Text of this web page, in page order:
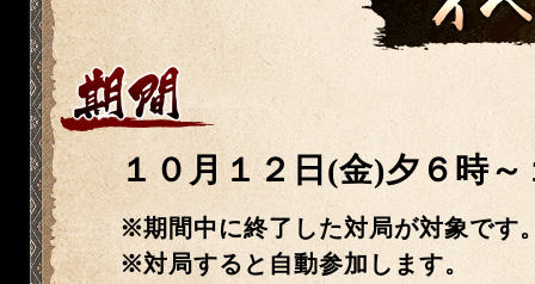
１０月１２日(金)夕６時
期間中に終了した対局が対象です
対局すると自動参加します。